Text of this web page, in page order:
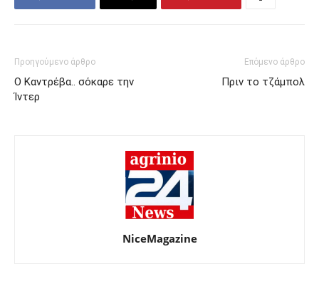
Προηγούμενο άρθρο
Ο Καντρέβα.. σόκαρε την
Ίντερ
Επόμενο άρθρο
Πριν το τζάμπολ
NiceMagazine